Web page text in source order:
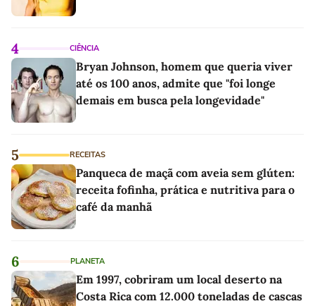
4 CIÊNCIA
Bryan Johnson, homem que queria viver
até os 100 anos, admite que "foi longe
demais em busca pela longevidade"
5 RECEITAS
Panqueca de maçã com aveia sem glúten:
receita fofinha, prática e nutritiva para o
café da manhã
6 PLANETA
Em 1997, cobriram um local deserto na
Costa Rica com 12.000 toneladas de cascas